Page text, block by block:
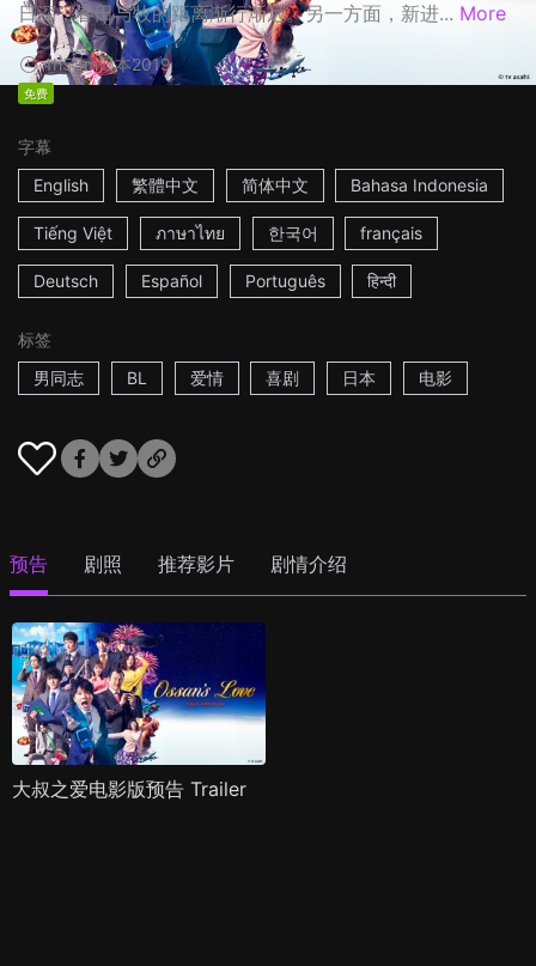
日深，春田与牧的距离渐行渐远。另一方面，新进... More
1h53m日本2019
免费
字幕
English
繁體中文 简体中文 Bahasa Indonesia
Tiếng Việt ภาษาไทย 한국어 français
Deutsch Español Português हिन्दी
标签
男同志
BL 爱情 喜剧 日本 电影
预告 剧照 推荐影片 剧情介绍
大叔之爱电影版预告 Trailer